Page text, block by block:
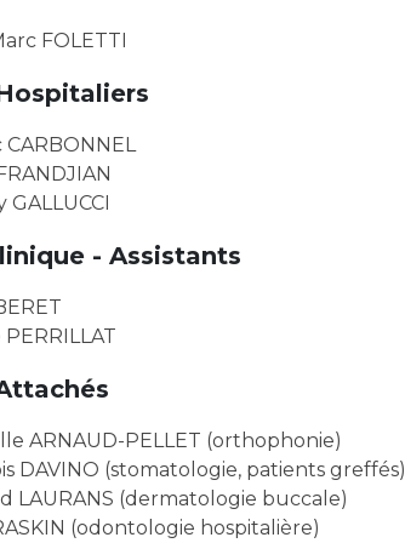
FOLETTI
- Assistants
ARNAUD-PELLET (orthophonie)
DAVINO (stomatologie, patients greffés)
LAURANS (dermatologie buccale)
(odontologie hospitalière)